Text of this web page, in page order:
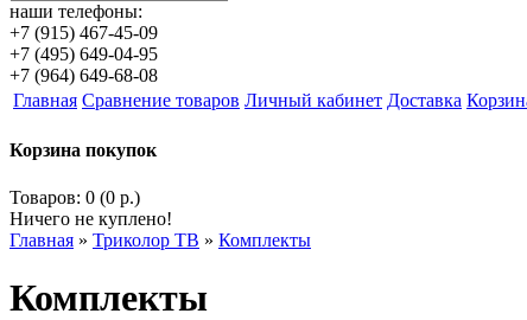
наши телефоны:
+7 (915) 467-45-09
+7 (495) 649-04-95
+7 (964) 649-68-08
Главная Сравнение товаров Личный кабинет Доставка
Корзина покупок
Товаров: 0 (0 р.)
Ничего не куплено!
Главная » Триколор ТВ » Комплекты
Комплекты